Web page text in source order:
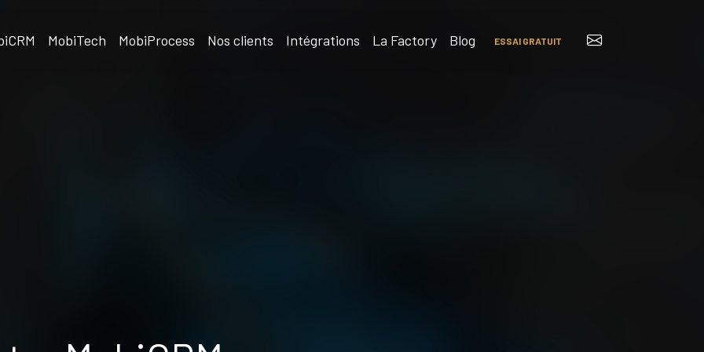
MobiTech MobiProcess Nos clients Intégrations La Factory Blog ESSAI GRATUIT